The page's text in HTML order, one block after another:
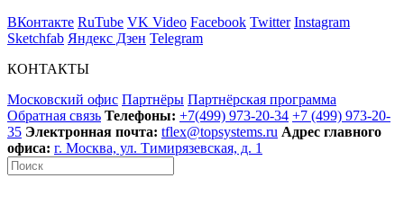
ВКонтакте RuTube VK Video Facebook Twitter Instagram
Sketchfab Яндекс Дзен Telegram
КОНТАКТЫ
Московский офис Партнёры Партнёрская программа
Обратная связь Телефоны: +7(499) 973-20-34 +7 (499) 973-20-
35 Электронная почта: tflex@topsystems.ru Адрес главного
офиса: г. Москва, ул. Тимирязевская, д. 1